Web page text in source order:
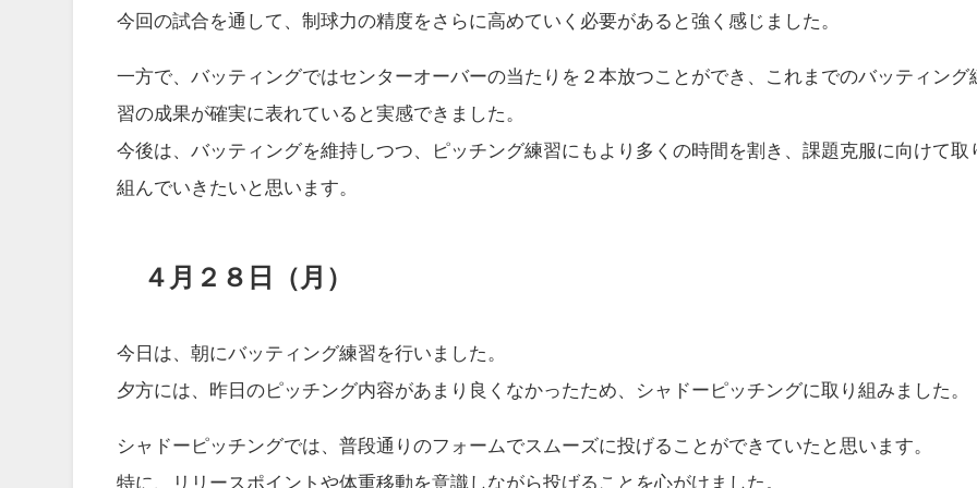
今回の試合を通して、制球力の精度をさらに高めていく必要があると強く感じました。
一方で、バッティングではセンターオーバーの当たりを２本放つことができ、これまでのバッティング
習の成果が確実に表れていると実感できました。
今後は、バッティングを維持しつつ、ピッチング練習にもより多くの時間を割き、課題克服に向けて取
組んでいきたいと思います。
４月２８日（月）
今日は、朝にバッティング練習を行いました。
夕方には、昨日のピッチング内容があまり良くなかったため、シャドーピッチングに取り組みました。
シャドーピッチングでは、普段通りのフォームでスムーズに投げることができていたと思います。
特に、リリースポイントや体重移動を意識しながら投げることを心がけました。